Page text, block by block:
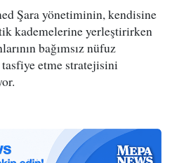
Şara yönetiminin, kendisine
kademelerine yerleştirirken
bağımsız nüfuz
etme stratejisini